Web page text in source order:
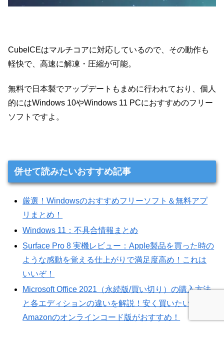
CubeICEはマルチコアに対応しているので、その動作も
軽快で、高速に解凍・圧縮が可能。
無料で日本製でアップデートもまめに行われており、個人
的にはWindows 10やWindows 11 PCにおすすめのフリー
ソフトですよ。
併せて読みたいおすすめ記事
厳選！Windowsのおすすめフリーソフト＆無料アプ
リまとめ！
Windows 11：不具合情報まとめ
Surface Pro 8 実機レビュー：Apple製品を買った時の
ような感動を覚える仕上がりで満足度高め！これは
いいぞ！
Microsoft Office 2021（永続版/買い切り）の購入方法
と各エディションの違いを解説！安く買いたいなら
Amazonのオンラインコード版がおすすめ！